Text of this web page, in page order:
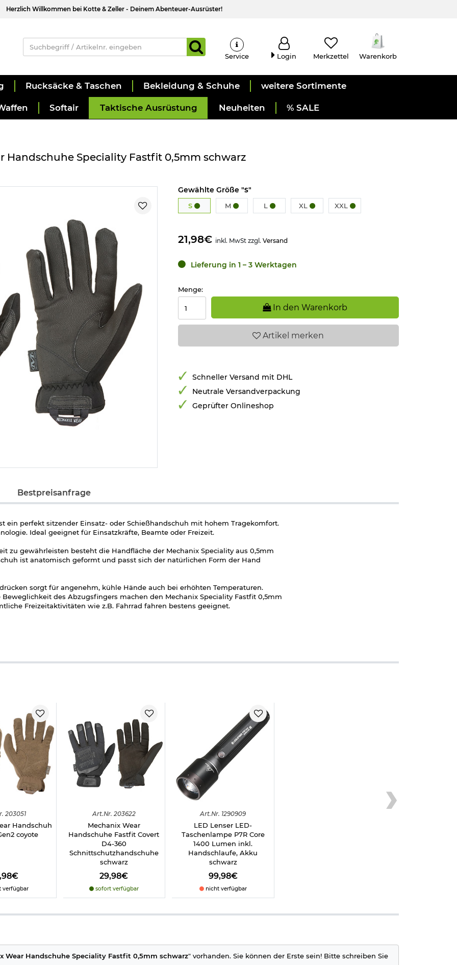
Herzlich Willkommen bei Kotte & Zeller - Deinem Abenteuer-Ausrüster!
Service Login Merkzettel Warenkorb
Rucksäcke & Taschen Bekleidung & Schuhe weitere Sortimente
Softair Taktische Ausrüstung Neuheiten % SALE
Handschuhe Speciality Fastfit 0,5mm schwarz
Gewählte Größe "S"
S M L XL XXL
21,98€ inkl. MwSt zzgl. Versand
Lieferung in 1 – 3 Werktagen
Menge:
In den Warenkorb
Artikel merken
Schneller Versand mit DHL
Neutrale Versandverpackung
Geprüfter Onlineshop
Bestpreisanfrage
ein perfekt sitzender Einsatz- oder Schießhandschuh mit hohem Tragekomfort.
Ideal geeignet für Einsatzkräfte, Beamte oder Freizeit.
zu gewährleisten besteht die Handfläche der Mechanix Speciality aus 0,5mm
ist anatomisch geformt und passt sich der natürlichen Form der Hand
sorgt für angenehm, kühle Hände auch bei erhöhten Temperaturen.
des Abzugsfingers machen den Mechanix Speciality Fastfit 0,5mm
Freizeitaktivitäten wie z.B. Fahrrad fahren bestens geeignet.
0,5mm:
angenehm kühl
- für Präzisionsgefühl und Fingerfertigkeit
2% Fasern aus verschiedenen oder neuartigen Stoffen
203051
Handschuh
coyote
verfügbar
Art.Nr. 203622
Mechanix Wear
Handschuhe Fastfit Covert
D4-360
Schnittschutzhandschuhe
schwarz
29,98€
sofort verfügbar
Art.Nr. 1290909
LED Lenser LED-
Taschenlampe P7R Core
1400 Lumen inkl.
Handschlaufe, Akku
schwarz
99,98€
nicht verfügbar
Wear Handschuhe Speciality Fastfit 0,5mm schwarz" vorhanden. Sie können der Erste sein! Bitte schreiben Sie